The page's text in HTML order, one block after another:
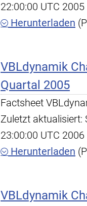
22:00:00 UTC 2005
Herunterladen
VBLdynamik
Quartal 2005
Factsheet
Zuletzt aktualisiert:
23:00:00 UTC 2006
Herunterladen
VBLdynamik